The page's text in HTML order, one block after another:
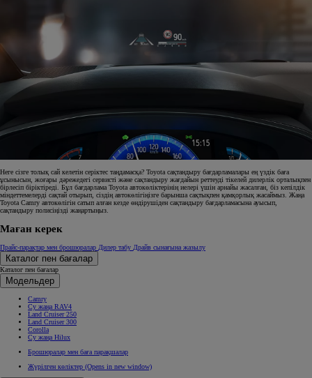
Неге сізге толық сай келетін серіктес таңдамасқа? Toyota сақтандыру бағдарламалары ең үздік баға
ұсынысын, жоғары дәрежедегі сервисті және сақтандыру жағдайын реттеуді тікелей дилерлік орталықпен
бірлесіп біріктіреді. Бұл бағдарлама Toyota автокөліктерінің иелері үшін арнайы жасалған, біз кепілдік
міндеттемелерді сақтай отырып, сіздің автокөлігіңізге барынша сақтықпен қамқорлық жасаймыз. Жаңа
Toyota Camry автокөлігін сатып алған кезде өндірушіден сақтандыру бағдарламасына ауысып,
сақтандыру полисіңізді жаңартыңыз.
Маған керек
Прайс-парақтар мен брошюралар Дилер табу Драйв сынағына жазылу
Каталог пен бағалар
Каталог пен бағалар
Модельдер
Camry
Су жаңа RAV4
Land Cruiser 250
Land Cruiser 300
Corolla
Су жаңа Hilux
Брошюралар мен баға парақшалар
Жүрілген көліктер (Opens in new window)